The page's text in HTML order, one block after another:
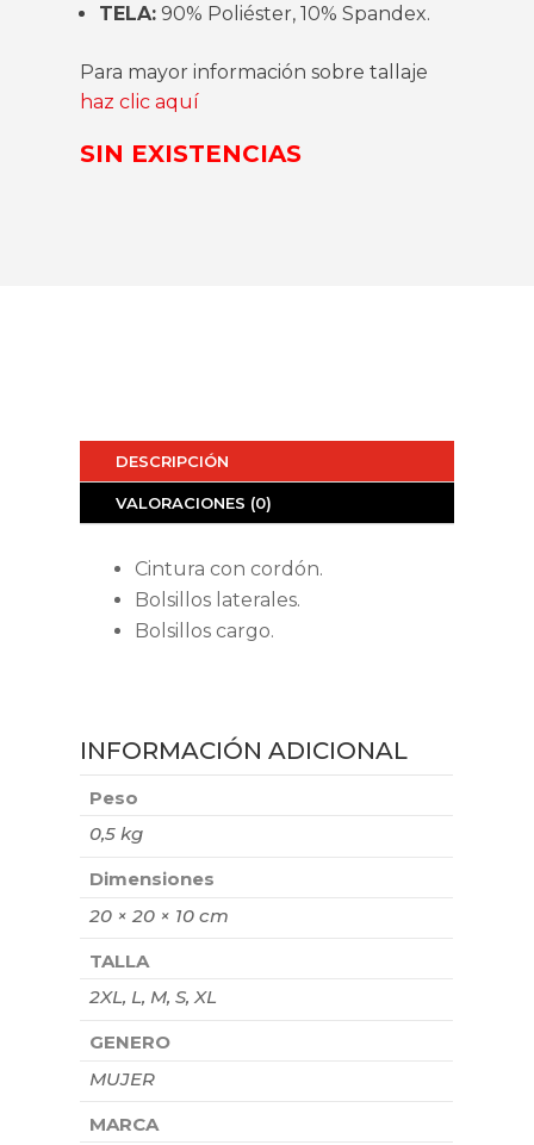
TELA: 90% Poliéster, 10% Spandex.
Para mayor información sobre tallaje
haz clic aquí
SIN EXISTENCIAS
DESCRIPCIÓN
VALORACIONES (0)
Cintura con cordón.
Bolsillos laterales.
Bolsillos cargo.
INFORMACIÓN ADICIONAL
Peso
0,5 kg
Dimensiones
20 × 20 × 10 cm
TALLA
2XL, L, M, S, XL
GENERO
MUJER
MARCA